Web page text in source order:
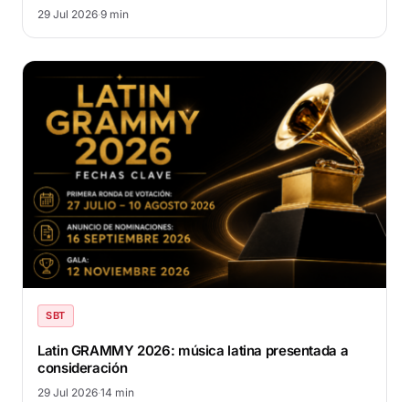
29 Jul 2026·9 min
SBT
Latin GRAMMY 2026: música latina presentada a
consideración
29 Jul 2026·14 min